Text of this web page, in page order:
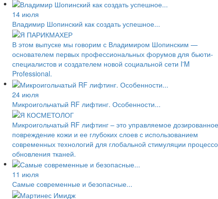
14 июля
Владимир Шопинский как создать успешное...
В этом выпуске мы говорим с Владимиром Шопинским —
основателем первых профессиональных форумов для бьюти-
специалистов и создателем новой социальной сети I'M
Professional.
24 июля
Микроигольчатый RF лифтинг. Особенности...
Микроигольчатый RF лифтинг – это управляемое дозированное
повреждение кожи и ее глубоких слоев с использованием
современных технологий для глобальной стимуляции
обновления тканей.
11 июля
Самые современные и безопасные...